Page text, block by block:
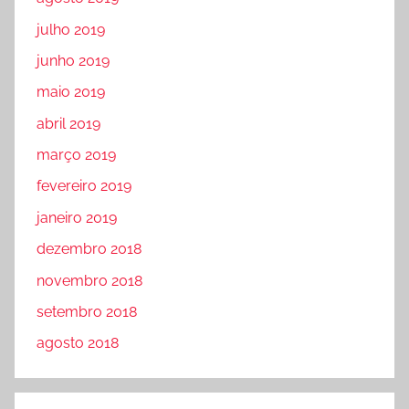
julho 2019
junho 2019
maio 2019
abril 2019
março 2019
fevereiro 2019
janeiro 2019
dezembro 2018
novembro 2018
setembro 2018
agosto 2018